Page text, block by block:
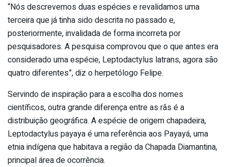
“Nós descrevemos duas espécies e revalidamos uma
terceira que já tinha sido descrita no passado e,
posteriormente, invalidada de forma incorreta por
pesquisadores. A pesquisa comprovou que o que antes era
considerado uma espécie, Leptodactylus latrans, agora são
quatro diferentes”, diz o herpetólogo Felipe.
Servindo de inspiração para a escolha dos nomes
científicos, outra grande diferença entre as rãs é a
distribuição geográfica. A espécie de origem chapadeira,
Leptodactylus payaya é uma referência aos Payayá, uma
etnia indígena que habitava a região da Chapada Diamantina,
principal área de ocorrência.